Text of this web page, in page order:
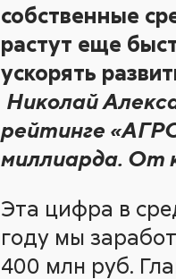
собственные
растут еще
ускорять
Николай
рейтинге
миллиарда. От
Эта цифра в
году мы
400 млн руб.